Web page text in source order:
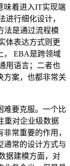
味着进入IT实现端
进行细化设计，
法是通过流程模
体表达方式则更
， EBA是跨领域
用语言；二者也
方案，也都非常关
要克服。一个比
重对企业级数据
常重要的作用，
通常的设计方式与
据建模方面，对